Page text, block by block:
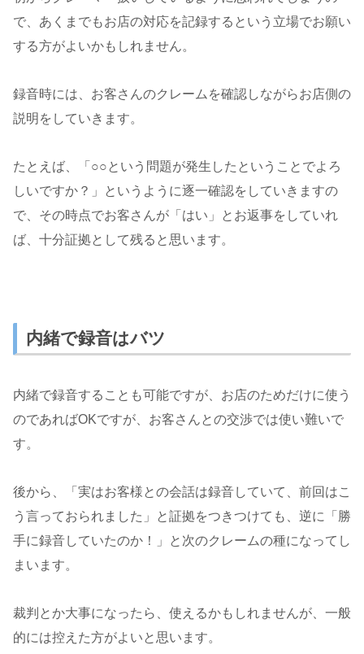
で、あくまでもお店の対応を記録するという立場でお願い
する方がよいかもしれません。
録音時には、お客さんのクレームを確認しながらお店側の
説明をしていきます。
たとえば、「○○という問題が発生したということでよろ
しいですか？」というように逐一確認をしていきますの
で、その時点でお客さんが「はい」とお返事をしていれ
ば、十分証拠として残ると思います。
内緒で録音はバツ
内緒で録音することも可能ですが、お店のためだけに使う
のであればOKですが、お客さんとの交渉では使い難いで
す。
後から、「実はお客様との会話は録音していて、前回はこ
う言っておられました」と証拠をつきつけても、逆に「勝
手に録音していたのか！」と次のクレームの種になってし
まいます。
裁判とか大事になったら、使えるかもしれませんが、一般
的には控えた方がよいと思います。